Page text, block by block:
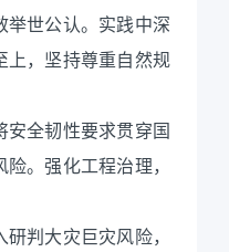
举世公认。实践中深
上，坚持尊重自然规
全韧性要求贯穿国
。强化工程治理，
判大灾巨灾风险，